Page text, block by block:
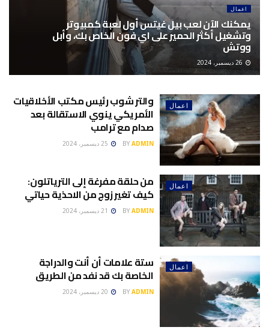
اعمال
يمكنك الآن لعب بيل غيتس أول لعبة كمبيوتر
وتشغيل أكثر الحمير على اي فون الخاص بك، وأبل
ووتش
اعمال والتر شوب رئيس مكتب الأخلاقيات
الأمريكي ينوي الاستقالة بعد
صدام مع ترامب
BY ADMIN
اعمال من حلقة مفرغة إلى الترياتلون:
كيف تغير زوج من الاحذية حياتي
BY ADMIN
اعمال ستة علامات أن أنت والدراجة
الخاصة بك قد نفد من الطريق
BY ADMIN